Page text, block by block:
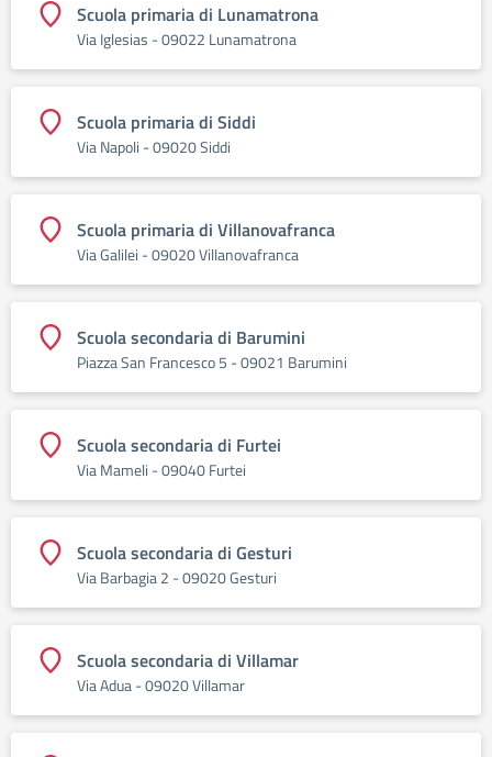
Scuola primaria di Lunamatrona
Via Iglesias - 09022 Lunamatrona
Scuola primaria di Siddi
Via Napoli - 09020 Siddi
Scuola primaria di Villanovafranca
Via Galilei - 09020 Villanovafranca
Scuola secondaria di Barumini
Piazza San Francesco 5 - 09021 Barumini
Scuola secondaria di Furtei
Via Mameli - 09040 Furtei
Scuola secondaria di Gesturi
Via Barbagia 2 - 09020 Gesturi
Scuola secondaria di Villamar
Via Adua - 09020 Villamar